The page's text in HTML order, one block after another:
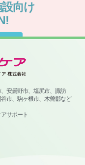
安曇野市、塩尻市、諏訪
市、駒ヶ根市、木曽郡など
サポート